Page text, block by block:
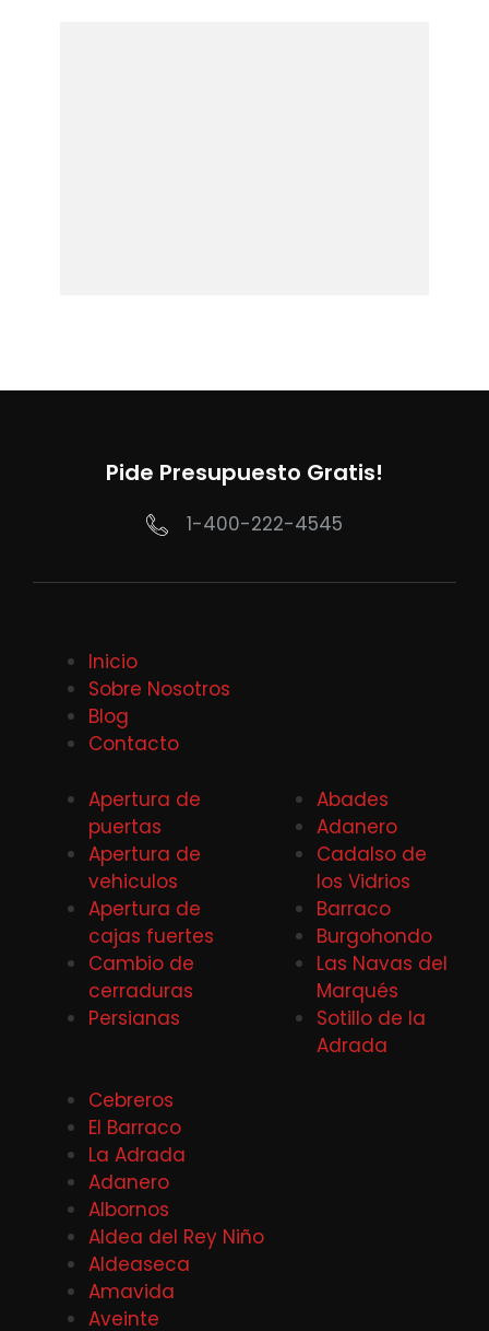
Pide Presupuesto Gratis!
1-400-222-4545
Inicio
Sobre Nosotros
Blog
Contacto
Apertura de
puertas
Apertura de
vehiculos
Apertura de
cajas fuertes
Cambio de
cerraduras
Persianas
Abades
Adanero
Cadalso de
los Vidrios
Barraco
Burgohondo
Las Navas del
Marqués
Sotillo de la
Adrada
Cebreros
El Barraco
La Adrada
Adanero
Albornos
Aldea del Rey Niño
Aldeaseca
Amavida
Aveinte